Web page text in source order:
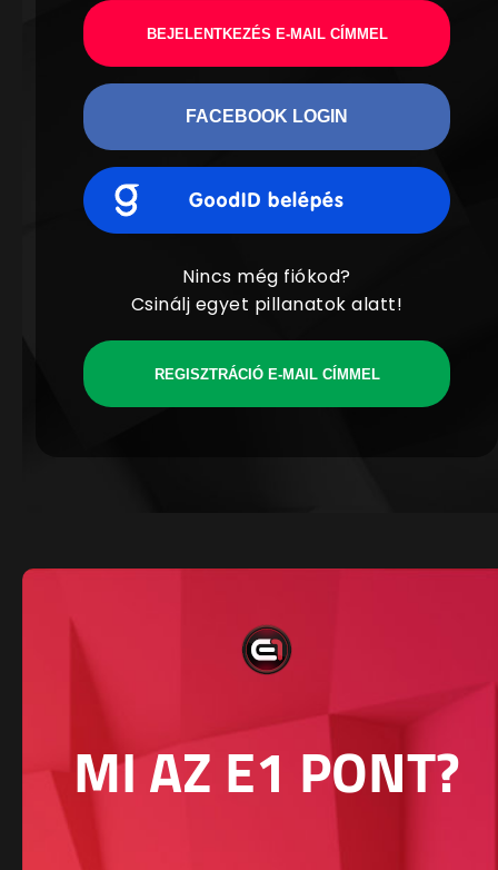
BEJELENTKEZÉS E-MAIL CÍMMEL
FACEBOOK LOGIN
Nincs még fiókod?
Csinálj egyet pillanatok alatt!
REGISZTRÁCIÓ E-MAIL CÍMMEL
MI AZ E1 PONT?